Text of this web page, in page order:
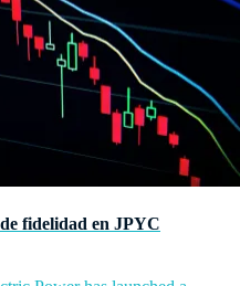
fidelidad en JPYC